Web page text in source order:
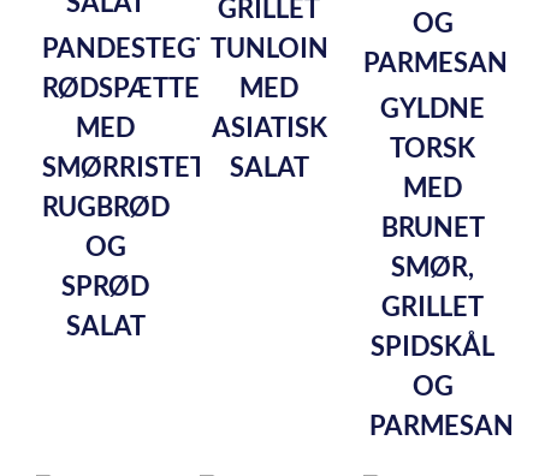
PANDESTEGT
RØDSPÆTTERULLE
MED
SMØRRISTET
RUGBRØD
OG
SPRØD
SALAT
GRILLET
TUNLOIN
MED
ASIATISK
SALAT
GYLDNE
TORSK
MED
BRUNET
SMØR,
GRILLET
SPIDSKÅL
OG
PARMESAN